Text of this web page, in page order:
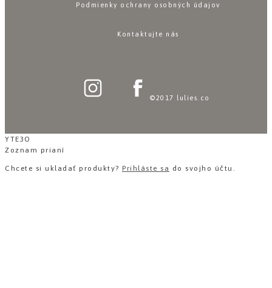
Podmienky ochrany osobných údajov
Kontaktujte nás
©2017 lulies.co
YTE3O
Zoznam prianí
Chcete si ukladať produkty? Prihláste sa do svojho účtu.